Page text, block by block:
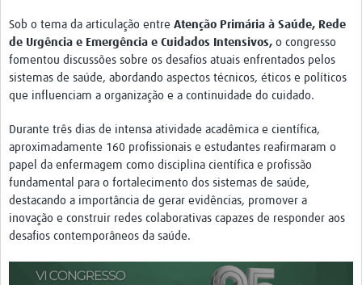
Sob o tema da articulação entre Atenção Primária à Saúde, Rede
de Urgência e Emergência e Cuidados Intensivos, o congresso
fomentou discussões sobre os desafios atuais enfrentados pelos
sistemas de saúde, abordando aspectos técnicos, éticos e políticos
que influenciam a organização e a continuidade do cuidado.
Durante três dias de intensa atividade acadêmica e científica,
aproximadamente 160 profissionais e estudantes reafirmaram o
papel da enfermagem como disciplina científica e profissão
fundamental para o fortalecimento dos sistemas de saúde,
destacando a importância de gerar evidências, promover a
inovação e construir redes colaborativas capazes de responder aos
desafios contemporâneos da saúde.